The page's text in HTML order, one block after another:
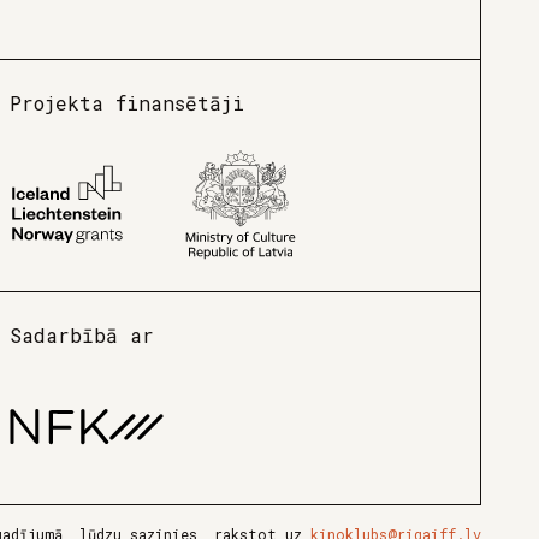
Projekta finansētāji
Sadarbībā ar
lūdzu sazinies, rakstot uz kinoklubs@rigaiff.lv